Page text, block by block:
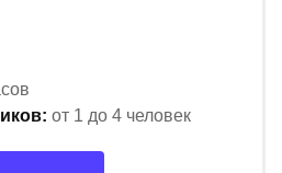
от 1 до 4 человек